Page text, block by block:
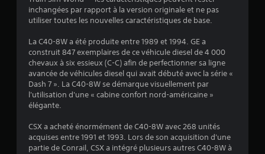
:
.
3
é
inchangées par rapport à la version originale et ne pas
utiliser toutes les nouvelles caractéristiques de base.
La C40-8W a été produite entre 1989 et 1994. GE a
construit 847 exemplaires de ce véhicule diesel de 4 000
chevaux à six essieux (C-C) afin de perfectionner sa ligne
avancée de véhicules diesel qui avait débuté avec la série «
Dash 7 ». La C40-8W se démarque visuellement par
l'utilisation d'une « cabine confort nord-américaine »
élégante.
CSX a acheté énormément de C40-8W avec 268 unités
acquises entre 1991 et 1993. Lors de son acquisition d'une
partie de Conrail, CSX a intégré plusieurs autres C40-8W à